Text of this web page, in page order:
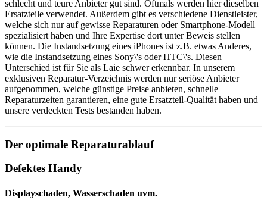
schlecht und teure Anbieter gut sind. Oftmals werden hier dieselben
Ersatzteile verwendet. Außerdem gibt es verschiedene Dienstleister,
welche sich nur auf gewisse Reparaturen oder Smartphone-Modell
spezialisiert haben und Ihre Expertise dort unter Beweis stellen
können. Die Instandsetzung eines iPhones ist z.B. etwas Anderes,
wie die Instandsetzung eines Sony\'s oder HTC\'s. Diesen
Unterschied ist für Sie als Laie schwer erkennbar. In unserem
exklusiven Reparatur-Verzeichnis werden nur seriöse Anbieter
aufgenommen, welche günstige Preise anbieten, schnelle
Reparaturzeiten garantieren, eine gute Ersatzteil-Qualität haben und
unsere verdeckten Tests bestanden haben.
Der optimale Reparaturablauf
Defektes Handy
Displayschaden, Wasserschaden uvm.